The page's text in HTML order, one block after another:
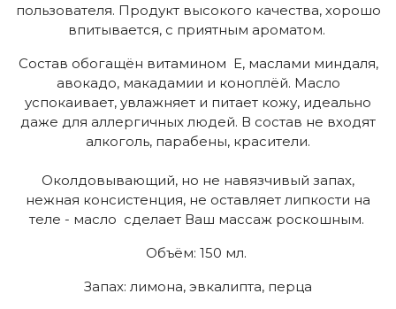
пользователя. Продукт высокого качества, хорошо
впитывается, с приятным ароматом.
Состав обогащён витамином E, маслами миндаля,
авокадо, макадамии и коноплёй. Масло
успокаивает, увлажняет и питает кожу, идеально
даже для аллергичных людей. В состав не входят
алкоголь, парабены, красители.
Околдовывающий, но не навязчивый запах,
нежная консистенция, не оставляет липкости на
теле - масло сделает Ваш массаж роскошным.
Объём: 150 мл.
Запах: лимона, эвкалипта, перца